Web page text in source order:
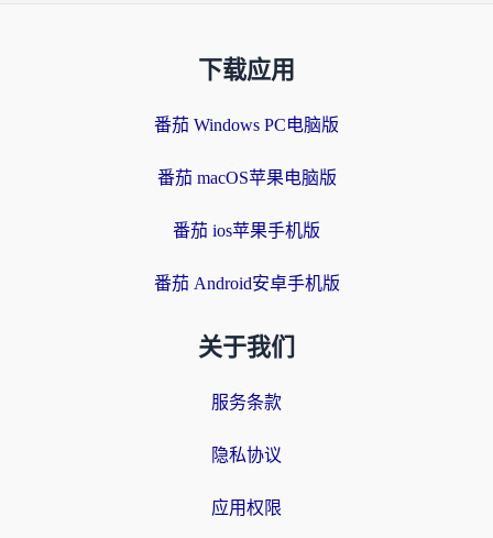
下载应用
番茄 Windows PC电脑版
番茄 macOS苹果电脑版
番茄 ios苹果手机版
番茄 Android安卓手机版
关于我们
服务条款
隐私协议
应用权限